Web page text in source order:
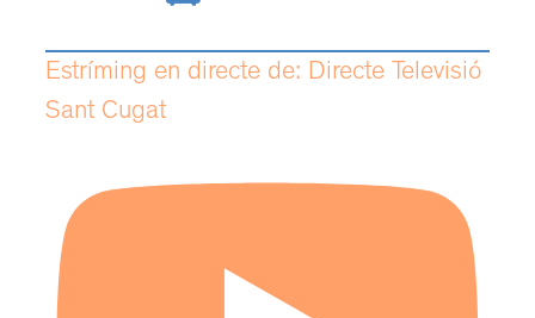
Estríming en directe de: Directe Televisió
Sant Cugat